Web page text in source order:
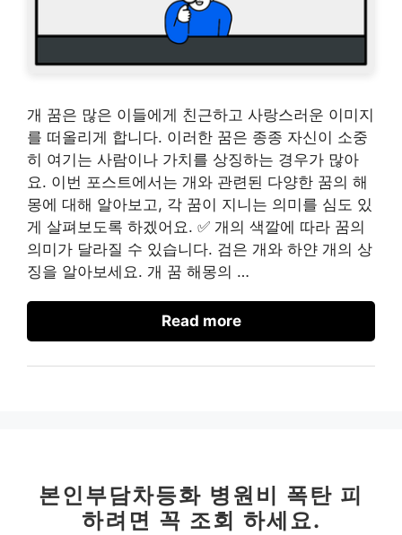
개 꿈은 많은 이들에게 친근하고 사랑스러운 이미지
를 떠올리게 합니다. 이러한 꿈은 종종 자신이 소중
히 여기는 사람이나 가치를 상징하는 경우가 많아
요. 이번 포스트에서는 개와 관련된 다양한 꿈의 해
몽에 대해 알아보고, 각 꿈이 지니는 의미를 심도 있
게 살펴보도록 하겠어요. ✅ 개의 색깔에 따라 꿈의
의미가 달라질 수 있습니다. 검은 개와 하얀 개의 상
징을 알아보세요. 개 꿈 해몽의 …
Read more
본인부담차등화 병원비 폭탄 피
하려면 꼭 조회 하세요.